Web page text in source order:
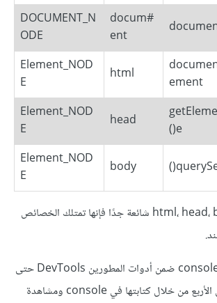
#docum
ent
DOCUMENT_N
ODE
ement
html
Element_NOD
E
e()
head
Element_NOD
E
body
Element_NOD
E
وبما أن عناصر html، head، body شائعة جدًا فإنها تمتلك الخصائص
سنقوم بفتح تبويب console ضمن أدوات المطورين DevTools حتى
نختبر هذه الخصائص الأربع من خلال كتابتها في console ومشاهدة